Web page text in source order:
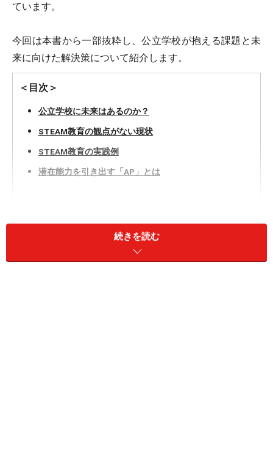
ています。
今回は本書から一部抜粋し、公立学校が抱える課題と未
来に向けた解決策について紹介します。
＜目次＞
公立学校に未来はあるのか？
STEAM教育の観点がない現状
STEAM教育の実践例
潜在能力を引き出す「AP」とは
公立学校に未来はあるのか？
東京都では中学校への進学時、あるいは高校への進学時
に、かなりの割合の生徒が私立を選択します。「どうし
続きを読む